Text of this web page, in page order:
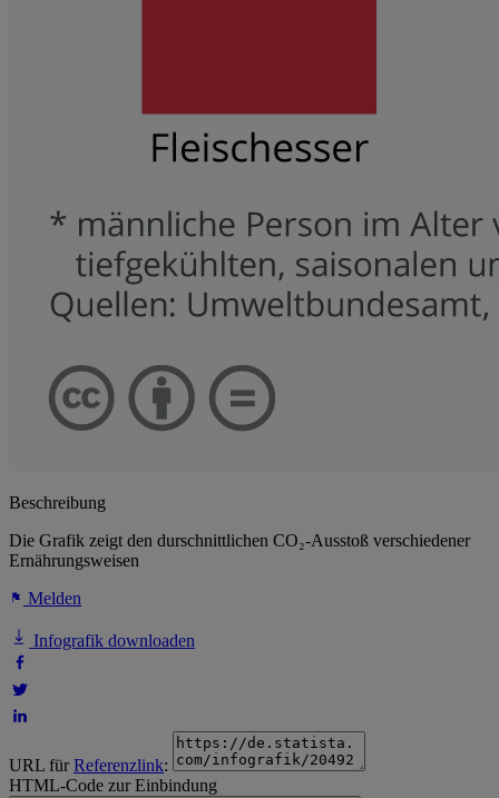
Beschreibung
Die Grafik zeigt den durschnittlichen CO₂-Ausstoß verschiedener
Ernährungsweisen
Melden
Infografik downloaden
URL fürReferenzlink:
HTML-Code zur Einbindung